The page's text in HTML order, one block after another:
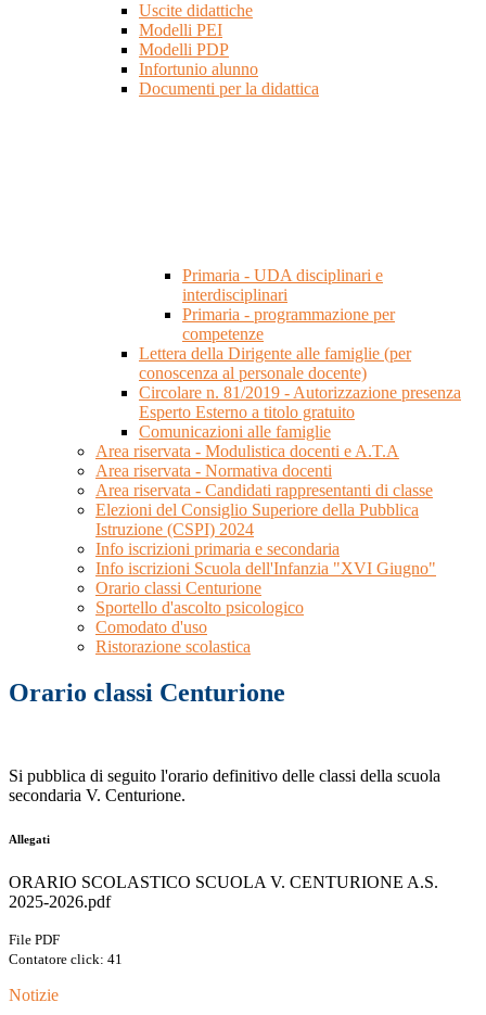
Uscite didattiche
Modelli PEI
Modelli PDP
Infortunio alunno
Documenti per la didattica
Primaria - UDA disciplinari e
interdisciplinari
Primaria - programmazione per
competenze
Lettera della Dirigente alle famiglie (per
conoscenza al personale docente)
Circolare n. 81/2019 - Autorizzazione presenza
Esperto Esterno a titolo gratuito
Comunicazioni alle famiglie
Area riservata - Modulistica docenti e A.T.A
Area riservata - Normativa docenti
Area riservata - Candidati rappresentanti di classe
Elezioni del Consiglio Superiore della Pubblica
Istruzione (CSPI) 2024
Info iscrizioni primaria e secondaria
Info iscrizioni Scuola dell'Infanzia "XVI Giugno"
Orario classi Centurione
Sportello d'ascolto psicologico
Comodato d'uso
Ristorazione scolastica
Orario classi Centurione
Si pubblica di seguito l'orario definitivo delle classi della scuola
secondaria V. Centurione.
Allegati
ORARIO SCOLASTICO SCUOLA V. CENTURIONE A.S.
2025-2026.pdf
File PDF
Contatore click: 41
Notizie